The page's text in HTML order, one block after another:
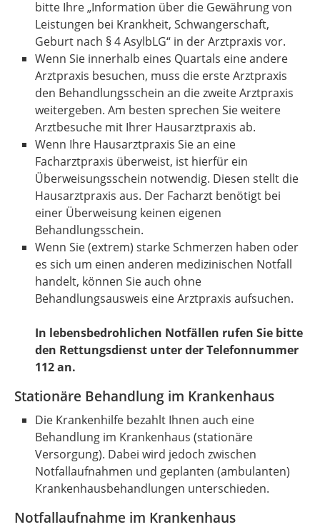
bitte Ihre „Information über die Gewährung von
Leistungen bei Krankheit, Schwangerschaft,
Geburt nach § 4 AsylbLG“ in der Arztpraxis vor.
Wenn Sie innerhalb eines Quartals eine andere
Arztpraxis besuchen, muss die erste Arztpraxis
den Behandlungsschein an die zweite Arztpraxis
weitergeben. Am besten sprechen Sie weitere
Arztbesuche mit Ihrer Hausarztpraxis ab.
Wenn Ihre Hausarztpraxis Sie an eine
Facharztpraxis überweist, ist hierfür ein
Überweisungsschein notwendig. Diesen stellt die
Hausarztpraxis aus. Der Facharzt benötigt bei
einer Überweisung keinen eigenen
Behandlungsschein.
Wenn Sie (extrem) starke Schmerzen haben oder
es sich um einen anderen medizinischen Notfall
handelt, können Sie auch ohne
Behandlungsausweis eine Arztpraxis aufsuchen.
In lebensbedrohlichen Notfällen rufen Sie bitte
den Rettungsdienst unter der Telefonnummer
112 an.
Stationäre Behandlung im Krankenhaus
Die Krankenhilfe bezahlt Ihnen auch eine
Behandlung im Krankenhaus (stationäre
Versorgung). Dabei wird jedoch zwischen
Notfallaufnahmen und geplanten (ambulanten)
Krankenhausbehandlungen unterschieden.
Notfallaufnahme im Krankenhaus